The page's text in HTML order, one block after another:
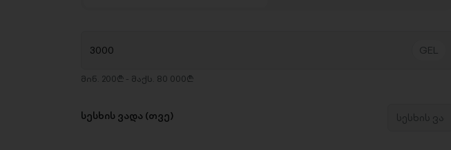
მინ. 200₾ - მაქს. 80 000₾
სესხის ვადა (თვე)